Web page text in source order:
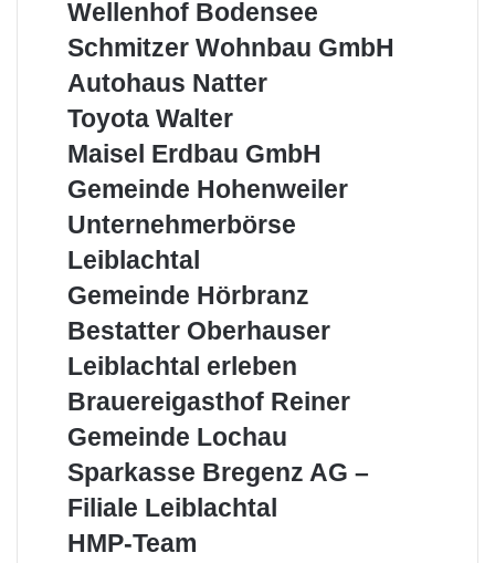
Wellenhof
Wellenhof Bodensee
Schmitzer
GmbH
Schmitzer Wohnbau GmbH
Autohaus
Autohaus Natter
Toyota
Walter
Toyota Walter
Maisel
GmbH
Maisel Erdbau GmbH
Gemeinde
Gemeinde Hohenweiler
Unternehmerbörse
Unternehmerbörse
Leiblachtal
Gemeinde
Gemeinde Hörbranz
Bestatter
Bestatter Oberhauser
Leiblachtal
Leiblachtal erleben
Brauereigasthof
Brauereigasthof Reiner
Gemeinde
Gemeinde Lochau
Sparkasse
Bregenz
AG
–
Sparkasse Bregenz AG –
Filiale Leiblachtal
HMP-
HMP-Team